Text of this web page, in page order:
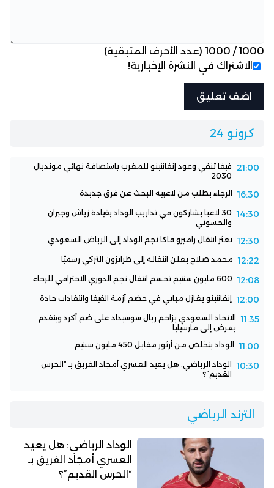
1000
/
1000 (عدد الأحرف المتبقية)
الاشتراك في النشرة الإخبارية!
كرونو 24
21:00
فيفا تنفي وعود إنفانتينو للمغرب باستضافة نهائي مونديال
2030
16:30 الرجاء يطلب من لاعبيه البحث عن فرق جديدة
14:30
30 لاعبا يشاركون في تداريب الوداد بقيادة زياش وجبران
والحسوني
12:30 تعثر انتقال راميرو فاكا نجم الوداد إلى الرياض السعودي
12:22 محمد صلاح يعلن انتقاله إلى طرابزون التركي رسميًا
12:08 600 مليون سنتيم تحسم انتقال نجم الدوري الاحترافي للرجاء
12:00 إنفانتينو يغازل مبابي في خضم أزمة الفيفا وانتقادات حادة
11:35
الاتحاد السعودي يزاحم ريال سوسيداد على ضم أكرد ويتقدم
بعرض إلى مارسيليا
11:00 الوداد يتخلص من أرثور مقابل 450 مليون سنتيم
10:30
الوداد الرياضي: هل يعيد العسري أمجاد الفريق بـ “الحرس
القديم”؟
الترند الرياضي
الوداد الرياضي: هل يعيد
العسري أمجاد الفريق بـ
“الحرس القديم”؟